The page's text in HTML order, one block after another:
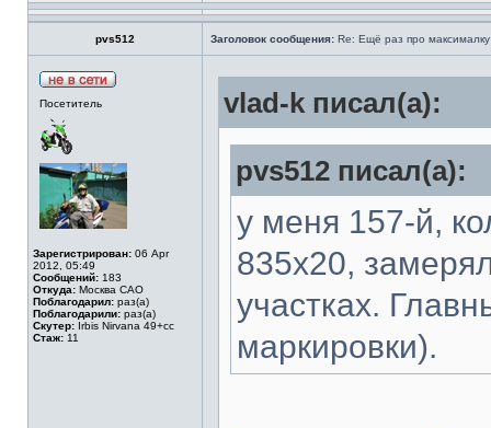
pvs512 Заголовок сообщения: Re: Ещё раз про максималку
Посетитель
Зарегистрирован: 06 Apr
2012, 05:49
Сообщений: 183
Откуда: Москва САО
Поблагодарил: раз(а)
Поблагодарили: раз(а)
Скутер: Irbis Nirvana 49+cc
Стаж: 11
vlad-k писал(а):
pvs512 писал(а):
у меня 157-й,
835х20,
участках.
маркировки).